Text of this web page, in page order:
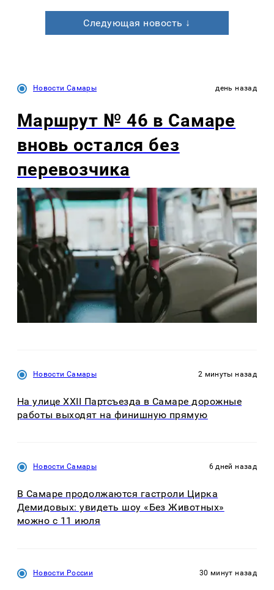
Следующая новость ↓
Новости Самары день назад
Маршрут № 46 в Самаре
вновь остался без
перевозчика
Новости Самары 2 минуты назад
На улице XXII Партсъезда в Самаре дорожные
работы выходят на финишную прямую
Новости Самары 6 дней назад
В Самаре продолжаются гастроли Цирка
Демидовых: увидеть шоу «Без Животных»
можно с 11 июля
Новости России 30 минут назад